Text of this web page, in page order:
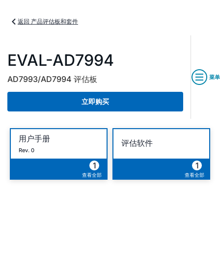
返回 产品评估板和套件
EVAL-AD7994
AD7993/AD7994 评估板
立即购买
菜单
用户手册
Rev. 0
1
查看全部
评估软件
1
查看全部